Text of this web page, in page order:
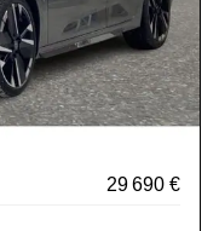
29 690 €